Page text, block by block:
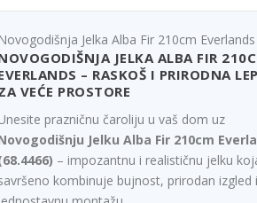
Novogodišnja Jelka Alba Fir 210cm Everlands
JELKA ALBA FIR
– RASKOŠ I PRIRODNA
VEĆE PROSTORE
prazničnu čaroliju u vaš dom uz
Jelku Alba Fir 210cm
– impozantnu i realističnu jelku
kombinuje bujnost, prirodan izgled i